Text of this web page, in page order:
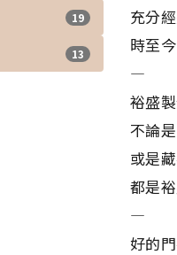
19
13
充分
時至
—
裕盛
不論
或是
都是
—
好的